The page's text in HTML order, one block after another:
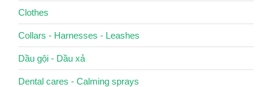
Clothes
Collars - Harnesses - Leashes
Dầu gội - Dầu xả
Dental cares - Calming sprays